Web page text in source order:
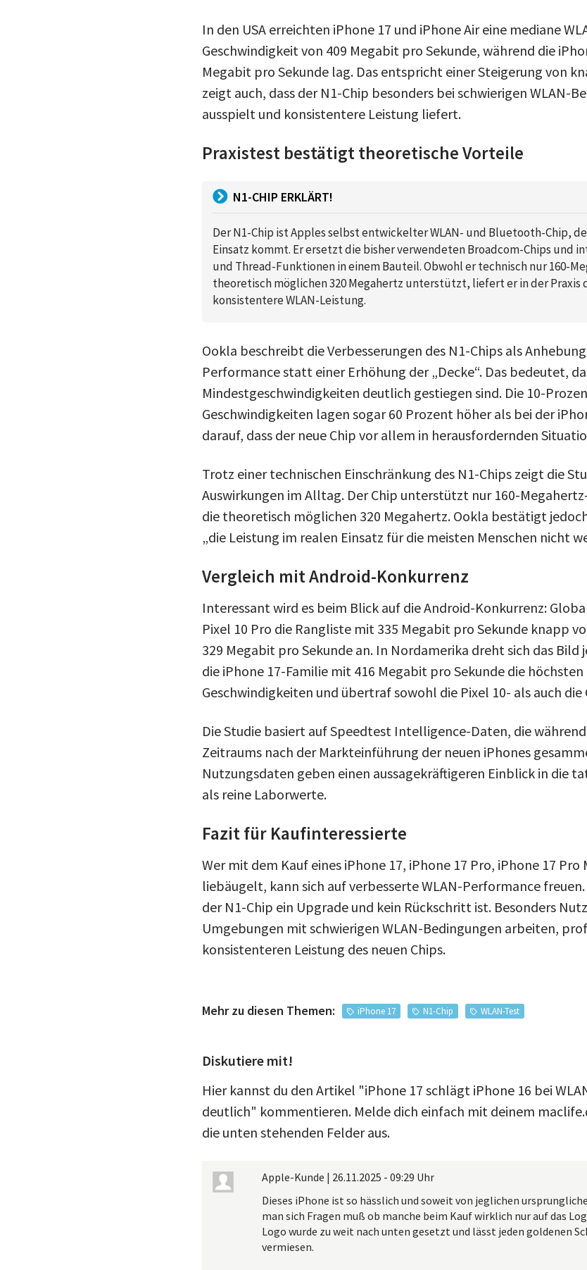
In den USA erreichten iPhone 17 und iPhone Air eine mediane
Geschwindigkeit von 409 Megabit pro Sekunde, während die
Megabit pro Sekunde lag. Das entspricht einer Steigerung von
zeigt auch, dass der N1-Chip besonders bei schwierigen WLAN-
ausspielt und konsistentere Leistung liefert.
Praxistest bestätigt theoretische Vorteile
N1-CHIP ERKLÄRT!
Der N1-Chip ist Apples selbst entwickelter WLAN- und Bluetooth-Chip,
Einsatz kommt. Er ersetzt die bisher verwendeten Broadcom-Chips und
und Thread-Funktionen in einem Bauteil. Obwohl er technisch nur 160-
theoretisch möglichen 320 Megahertz unterstützt, liefert er in der Praxis
konsistentere WLAN-Leistung.
Ookla beschreibt die Verbesserungen des N1-Chips als
Performance statt einer Erhöhung der „Decke“. Das bedeutet,
Mindestgeschwindigkeiten deutlich gestiegen sind. Die 10-
Geschwindigkeiten lagen sogar 60 Prozent höher als bei der
darauf, dass der neue Chip vor allem in herausfordernden
Trotz einer technischen Einschränkung des N1-Chips zeigt die
Auswirkungen im Alltag. Der Chip unterstützt nur 160-
die theoretisch möglichen 320 Megahertz. Ookla bestätigt
„die Leistung im realen Einsatz für die meisten Menschen nicht
Vergleich mit Android-Konkurrenz
Interessant wird es beim Blick auf die Android-Konkurrenz:
Pixel 10 Pro die Rangliste mit 335 Megabit pro Sekunde knapp
329 Megabit pro Sekunde an. In Nordamerika dreht sich das
die iPhone 17-Familie mit 416 Megabit pro Sekunde die
Geschwindigkeiten und übertraf sowohl die Pixel 10- als auch die
Die Studie basiert auf Speedtest Intelligence-Daten, die
Zeitraums nach der Markteinführung der neuen iPhones
Nutzungsdaten geben einen aussagekräftigeren Einblick in die
als reine Laborwerte.
Fazit für Kaufinteressierte
Wer mit dem Kauf eines iPhone 17, iPhone 17 Pro, iPhone 17 Pro
liebäugelt, kann sich auf verbesserte WLAN-Performance
der N1-Chip ein Upgrade und kein Rückschritt ist. Besonders
Umgebungen mit schwierigen WLAN-Bedingungen arbeiten,
konsistenteren Leistung des neuen Chips.
Mehr zu diesen Themen: iPhone 17 N1-Chip WLAN-Test
Diskutiere mit!
Hier kannst du den Artikel "iPhone 17 schlägt iPhone 16 bei
deutlich" kommentieren. Melde dich einfach mit deinem
die unten stehenden Felder aus.
Apple-Kunde | 26.11.2025 - 09:29 Uhr
Dieses iPhone ist so hässlich und soweit von jeglichen
man sich Fragen muß ob manche beim Kauf wirklich nur auf das
Logo wurde zu weit nach unten gesetzt und lässt jeden goldenen
vermiesen.